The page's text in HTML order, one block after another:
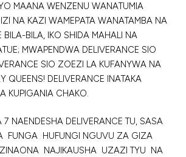
MAANA WENZENU WANATUMIA
NA KAZI WAMEPATA WANATAMBA NA
BILA-BILA, IKO SHIDA MAHALI NA
MWAPENDWA DELIVERANCE SIO
SIO ZOEZI LA KUFANYWA NA
QUEENS! DELIVERANCE INATAKA
KUPIGANIA CHAKO.
NAENDESHA DELIVERANCE TU, SASA
FUNGA HUFUNGI NGUVU ZA GIZA
ZINAONA NAJIKAUSHA UZAZI TYU NA